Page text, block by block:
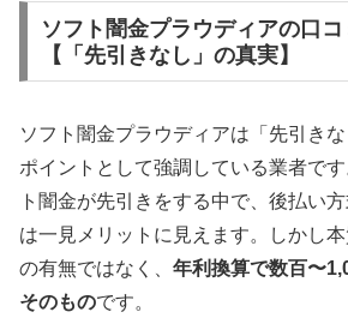
ソフト闇金プラウディアの口
【「先引きなし」の真実】
ソフト闇金プラウディアは「先引き
ポイントとして強調している業者で
ト闇金が先引きをする中で、後払い
は一見メリットに見えます。しかし
の有無ではなく、 年利換算で数百〜
そのものです。